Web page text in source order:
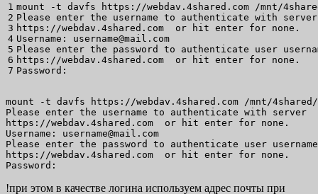
1
2
3
4
5
6
mount -t davfs https: //webdav.4shared.com /mnt /
Please enter the username to authenticate with server
https: //webdav.4shared.com  or hit enter for none.
Username: username@mail.com
Please enter the password to authenticate user
https: //webdav.4shared.com  or hit enter for none.
Password:
mount -t davfs https://webdav.4shared.com /mnt/4shared/
Please enter the username to authenticate with server
https://webdav.4shared.com  or hit enter for none.
Username: username@mail.com
Please enter the password to authenticate user
https://webdav.4shared.com  or hit enter for none.
Password:
!при этом в качестве логина используем адрес почты при